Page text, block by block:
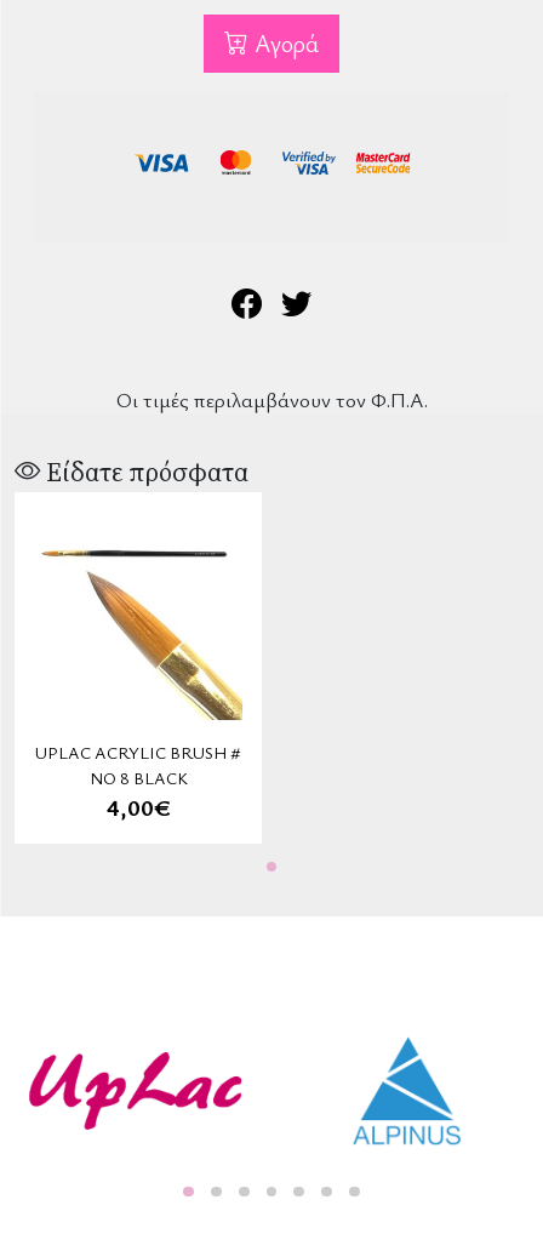
Αγορά
Οι τιμές περιλαμβάνουν τον Φ.Π.Α.
Είδατε πρόσφατα
UPLAC ACRYLIC BRUSH #
ΝΟ 8 BLACK
4,00€